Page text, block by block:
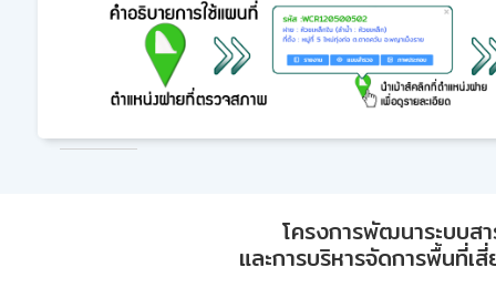
โครงการพัฒนาระบบส
และการบริหารจัดการพื้นที่เ